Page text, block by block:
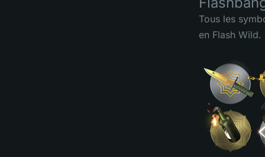
Tous les
en Flash Wild.